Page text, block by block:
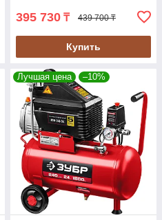
395 730 ₸ 439 700 ₸
Купить
Лучшая цена –10%